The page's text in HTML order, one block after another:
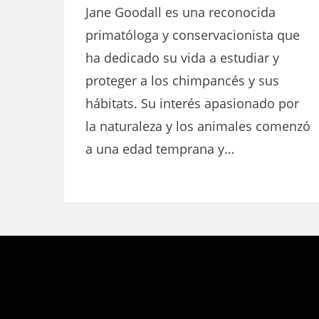
Jane Goodall es una reconocida
primatóloga y conservacionista que
ha dedicado su vida a estudiar y
proteger a los chimpancés y sus
hábitats. Su interés apasionado por
la naturaleza y los animales comenzó
a una edad temprana y…